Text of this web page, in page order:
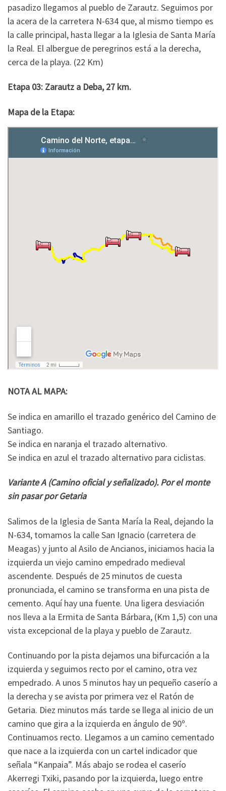
pasadizo llegamos al pueblo de Zarautz. Seguimos por
la acera de la carretera N-634 que, al mismo tiempo es
la calle principal, hasta llegar a la Iglesia de Santa María
la Real. El albergue de peregrinos está a la derecha,
cerca de la playa. (22 Km)
Etapa 03: Zarautz a Deba, 27 km.
Mapa de la Etapa:
NOTA AL MAPA:
Se indica en amarillo el trazado genérico del Camino de
Santiago.
Se indica en naranja el trazado alternativo.
Se indica en azul el trazado alternativo para ciclistas.
Variante A (Camino oficial y señalizado). Por el monte
sin pasar por Getaria
Salimos de la Iglesia de Santa María la Real, dejando la
N-634, tomamos la calle San Ignacio (carretera de
Meagas) y junto al Asilo de Ancianos, iniciamos hacia la
izquierda un viejo camino empedrado medieval
ascendente. Después de 25 minutos de cuesta
pronunciada, el camino se transforma en una pista de
cemento. Aquí hay una fuente. Una ligera desviación
nos lleva a la Ermita de Santa Bárbara, (Km 1,5) con una
vista excepcional de la playa y pueblo de Zarautz.
Continuando por la pista dejamos una bifurcación a la
izquierda y seguimos recto por el camino, otra vez
empedrado. A unos 5 minutos hay un pequeño caserío a
la derecha y se avista por primera vez el Ratón de
Getaria. Diez minutos más tarde se llega al inicio de un
camino que gira a la izquierda en ángulo de 90º.
Continuamos recto. Llegamos a un camino cementado
que nace a la izquierda con un cartel indicador que
señala “Kanpaia”. Más abajo se rodea el caserío
Akerregi Txiki, pasando por la izquierda, luego entre